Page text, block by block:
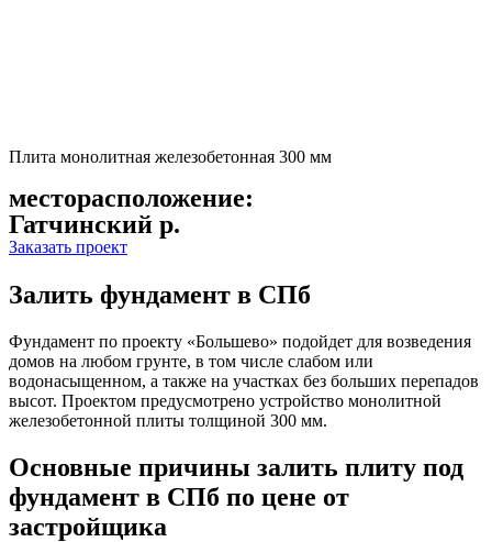
Плита монолитная железобетонная 300 мм
месторасположение:
Гатчинский р.
Заказать проект
Залить фундамент в СПб
Фундамент по проекту «Большево» подойдет для возведения
домов на любом грунте, в том числе слабом или
водонасыщенном, а также на участках без больших перепадов
высот. Проектом предусмотрено устройство монолитной
железобетонной плиты толщиной 300 мм.
Основные причины залить плиту под
фундамент в СПб по цене от
застройщика